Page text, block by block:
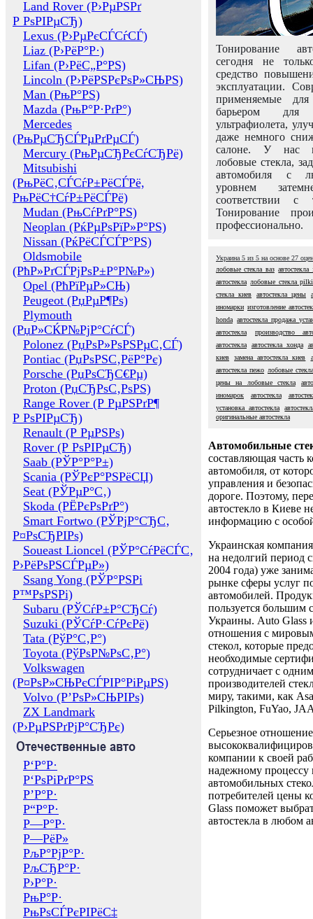
Land Rover (Р›РµРЅРґ
Р РѕРІРµСЂ)
Lexus (Р›РµРєСЃСѓСЃ)
Liaz (Р›РёР°Р·)
Lifan (Р›РёС„Р°РЅ)
Lincoln (Р›РёРЅРєРѕР»СЊРЅ)
Man (РњР°РЅ)
Mazda (РњР°Р·РґР°)
Mercedes
(РњРµСЂСЃРµРґРµСЃ)
Mercury (РњРµСЂРєСѓСЂРё)
Mitsubishi
(РњРёС‚СЃСѓР±РёСЃРё,
РњРёС†СѓР±РёСЃРё)
Mudan (РњСѓРґР°РЅ)
Neoplan (РќРµРѕРїР»Р°РЅ)
Nissan (РќРёСЃСЃР°РЅ)
Oldsmobile
(РћР»РґСЃРјРѕР±Р°Р№Р»)
Opel (РћРїРµР»СЊ)
Peugeot (РџРµР¶Рѕ)
Plymouth
(РџР»СЌР№РјР°СѓСЃ)
Polonez (РџРѕР»РѕРЅРµС‚СЃ)
Pontiac (РџРѕРЅС‚РёР°Рє)
Porsche (РџРѕСЂС€Рµ)
Proton (РџСЂРѕС‚РѕРЅ)
Range Rover (Р РµРЅРґР¶
Р РѕРІРµСЂ)
Renault (Р РµРЅРѕ)
Rover (Р РѕРІРµСЂ)
Saab (РЎР°Р°Р±)
Scania (РЎРєР°РЅРёСЏ)
Seat (РЎРµР°С‚)
Skoda (РЁРєРѕРґР°)
Smart Fortwo (РЎРјР°СЂС‚
Р¤РѕСЂРІРѕ)
Soueast Lioncel (РЎР°СѓРёСЃС‚
Р›РёРѕРЅСЃРµР»)
Ssang Yong (РЎР°РЅРі
Р™РѕРЅРі)
Subaru (РЎСѓР±Р°СЂСѓ)
Suzuki (РЎСѓР·СѓРєРё)
Tata (РўР°С‚Р°)
Toyota (РўРѕР№РѕС‚Р°)
Volkswagen
(Р¤РѕР»СЊРєСЃРІР°РіРµРЅ)
Volvo (Р’РѕР»СЊРІРѕ)
ZX Landmark
(Р›РµРЅРґРјР°СЂРє)
Отечественные авто
Р‘Р°Р·
Р‘РѕРіРґР°РЅ
Р’Р°Р·
Р“Р°Р·
Р—Р°Р·
Р—РёР»
РљР°РјР°Р·
РљСЂР°Р·
Р›Р°Р·
РњР°Р·
РњРѕСЃРєРІРёС‡
Тонирование
сегодня не
средство
эксплуатации.
применяемые
барьером для
ультрафиолета,
даже немного
салоне. У нас
лобовые стекла,
автомобиля с
уровнем
соответствии с
Тонирование
профессионально.
Украина 5 из 5 на основе 27
лобовые стекла ваз автостекла
автостекла лобовые стекла
стекла киев
автостекла цены
иномарки изготовление
honda автостекла продажа
автостекла
производство
автостекла
автостекла хонда
киев
замена автостекла киев
автостекла пежо лобовые
цены на лобовые стекла
иномарок
автостекла
установка автостекла
оригинальные автостекла
Автомобильные
составляющая часть
автомобиля, от
управления и
дороге. Поэтому,
автостекло в Киеве
информацию с
Украинская
на недолгий период
2004 года) уже
рынке сферы услуг
автомобилей.
пользуется большим
Украины. Auto Glass
отношения с
стекол, которые
необходимые
сотрудничает с
производителей
миру, такими, как
Pilkington, FuYao,
Серьезное отношение
компании к своей
надежному процессу
автомобильных
потребителей цены
Glass поможет
автостекла в любом